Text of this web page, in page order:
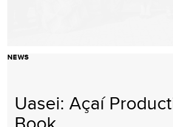
NEWS
Uasei: Açaí